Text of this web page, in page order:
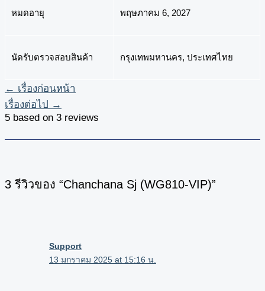
หมดอายุ พฤษภาคม 6, 2027
นัดรับตรวจสอบสินค้า กรุงเทพมหานคร, ประเทศไทย
← เรื่องก่อนหน้า
เรื่องต่อไป →
5 based on 3 reviews
3 รีวิวของ “Chanchana Sj (WG810-VIP)”
Support
13 มกราคม 2025 at 15:16 น.